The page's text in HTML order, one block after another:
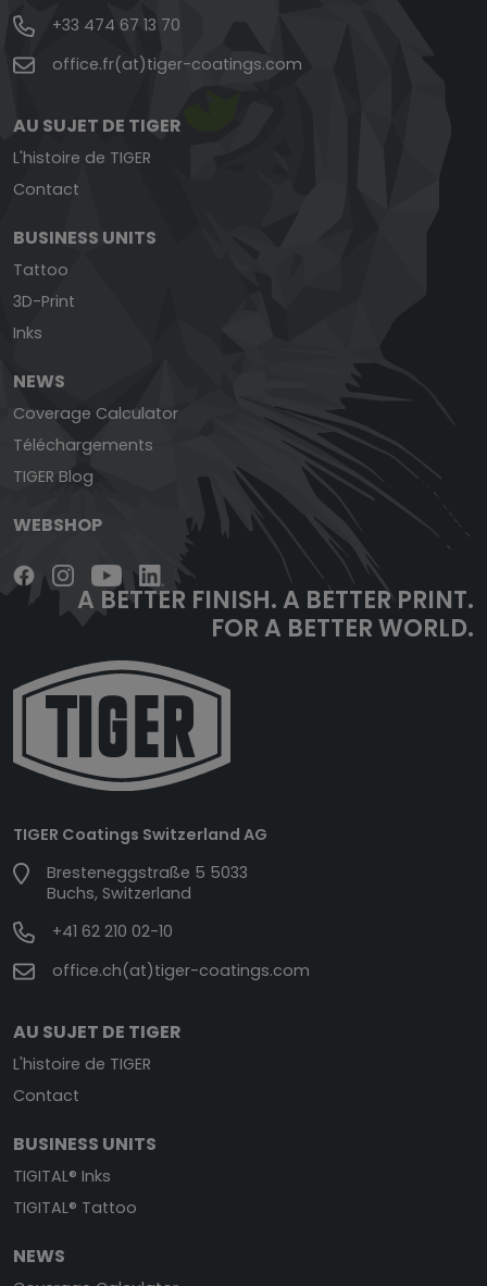
+33 474 67 13 70
office.fr(at)tiger-coatings.com
AU SUJET DE TIGER
L'histoire de TIGER
Contact
BUSINESS UNITS
Tattoo
3D-Print
Inks
NEWS
Coverage Calculator
Téléchargements
TIGER Blog
WEBSHOP
A BETTER FINISH.A BETTER PRINT.
FOR A BETTER WORLD.
TIGER Coatings Switzerland AG
Bresteneggstraße 5 5033
Buchs, Switzerland
+41 62 210 02-10
office.ch(at)tiger-coatings.com
AU SUJET DE TIGER
L'histoire de TIGER
Contact
BUSINESS UNITS
TIGITAL® Inks
TIGITAL® Tattoo
NEWS